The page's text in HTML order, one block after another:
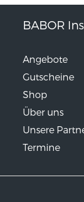
BABOR
Angebote
Gutscheine
Shop
Über uns
Unsere
Termine